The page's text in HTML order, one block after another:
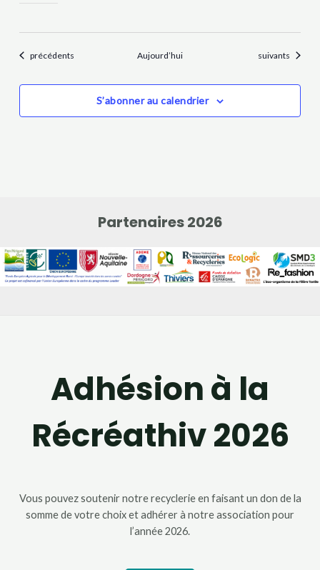
Évènements
précédents Aujourd’hui Évènements
suivants
S’abonner au calendrier
Partenaires 2026
Adhésion à la
Récréathiv 2026
Vous pouvez soutenir notre recyclerie en faisant un don de la
somme de votre choix et adhérer à notre association pour
l’année 2026.